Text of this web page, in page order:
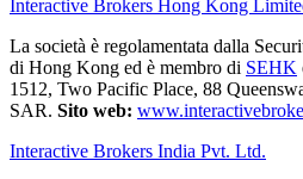
Interactive Brokers Hong Kong
La società è regolamentata dalla
di Hong Kong ed è membro di SEHK
1512, Two Pacific Place, 88
SAR. Sito web:
Interactive Brokers India Pvt. Ltd.